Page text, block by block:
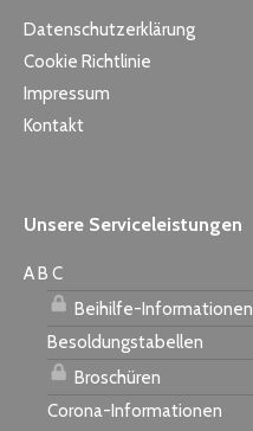
Datenschutzerklärung
Cookie Richtlinie
Impressum
Kontakt
Unsere Serviceleistungen
A B C
Beihilfe-Informationen
Besoldungstabellen
Broschüren
Corona-Informationen